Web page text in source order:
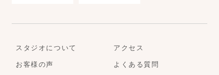
スタジオについて アクセス
お客様の声 よくある質問